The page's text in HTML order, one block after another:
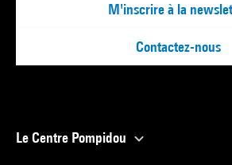
M'inscrire à la
Contactez-nous
Le Centre Pompidou